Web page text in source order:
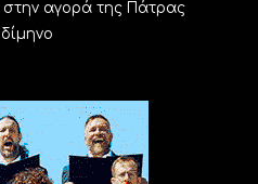
στην αγορά της Πάτρας